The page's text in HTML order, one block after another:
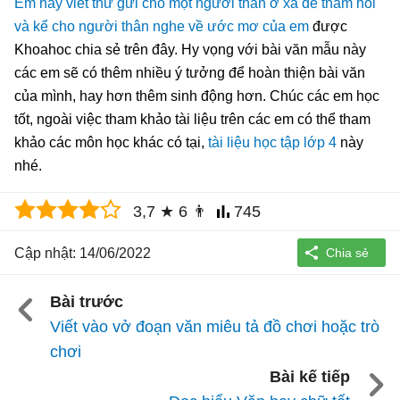
và kể cho người thân nghe về ước mơ của em được
Khoahoc chia sẻ trên đây. Hy vọng với bài văn mẫu này
các em sẽ có thêm nhiều ý tưởng để hoàn thiện bài văn
của mình, hay hơn thêm sinh động hơn. Chúc các em học
tốt, ngoài việc tham khảo tài liệu trên các em có thể tham
khảo các môn học khác có tại, tài liệu học tập lớp 4 này
nhé.
3,7 ★ 6 👨 745
Cập nhật: 14/06/2022
Bài trước
Viết vào vở đoạn văn miêu tả đồ chơi hoặc trò
chơi
Bài kế tiếp